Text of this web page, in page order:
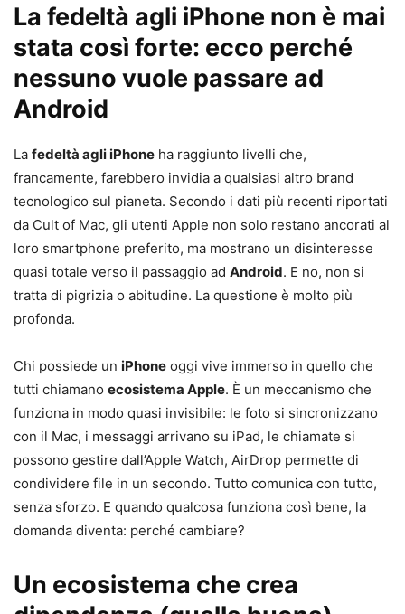
La fedeltà agli iPhone non è mai
stata così forte: ecco perché
nessuno vuole passare ad
Android
La fedeltà agli iPhone ha raggiunto livelli che,
francamente, farebbero invidia a qualsiasi altro brand
tecnologico sul pianeta. Secondo i dati più recenti riportati
da Cult of Mac, gli utenti Apple non solo restano ancorati al
loro smartphone preferito, ma mostrano un disinteresse
quasi totale verso il passaggio ad Android. E no, non si
tratta di pigrizia o abitudine. La questione è molto più
profonda.
Chi possiede un iPhone oggi vive immerso in quello che
tutti chiamano ecosistema Apple. È un meccanismo che
funziona in modo quasi invisibile: le foto si sincronizzano
con il Mac, i messaggi arrivano su iPad, le chiamate si
possono gestire dall’Apple Watch, AirDrop permette di
condividere file in un secondo. Tutto comunica con tutto,
senza sforzo. E quando qualcosa funziona così bene, la
domanda diventa: perché cambiare?
Un ecosistema che crea